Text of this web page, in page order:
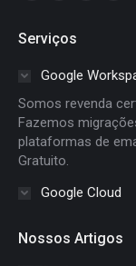
opens
window
opens
in
window
in
window
in
Serviços
Google
Somos revenda
Fazemos
plataformas de
Gratuito.
Google Cloud
Nossos Artigos